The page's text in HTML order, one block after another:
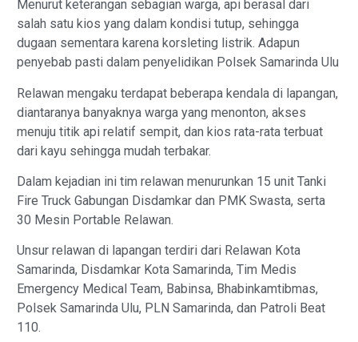
Menurut keterangan sebagian warga, api berasal dari
salah satu kios yang dalam kondisi tutup, sehingga
dugaan sementara karena korsleting listrik. Adapun
penyebab pasti dalam penyelidikan Polsek Samarinda Ulu
Relawan mengaku terdapat beberapa kendala di lapangan,
diantaranya banyaknya warga yang menonton, akses
menuju titik api relatif sempit, dan kios rata-rata terbuat
dari kayu sehingga mudah terbakar.
Dalam kejadian ini tim relawan menurunkan 15 unit Tanki
Fire Truck Gabungan Disdamkar dan PMK Swasta, serta
30 Mesin Portable Relawan.
Unsur relawan di lapangan terdiri dari Relawan Kota
Samarinda, Disdamkar Kota Samarinda, Tim Medis
Emergency Medical Team, Babinsa, Bhabinkamtibmas,
Polsek Samarinda Ulu, PLN Samarinda, dan Patroli Beat
110.